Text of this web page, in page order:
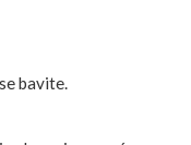
bavite.